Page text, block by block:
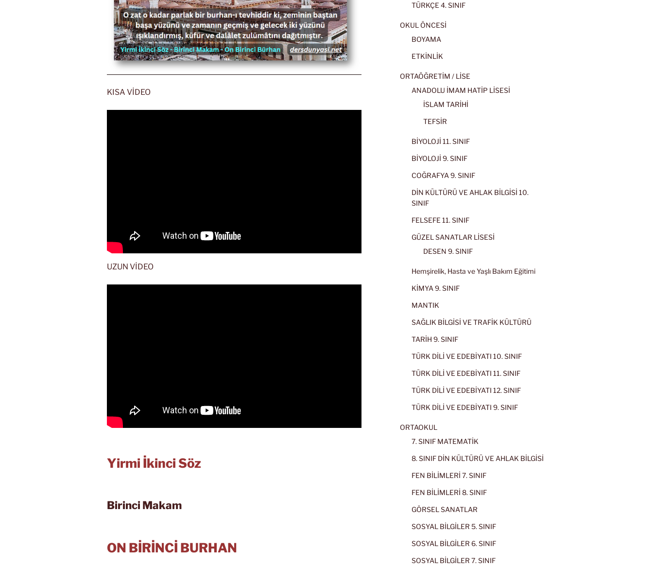
KISA VİDEO
UZUN VİDEO
Yirmi İkinci Söz
Birinci Makam
ON BİRİNCİ BURHAN
TÜRKÇE 4. SINIF
OKUL ÖNCESİ
BOYAMA
ETKİNLİK
ORTAÖĞRETİM / LİSE
ANADOLU İMAM HATİP LİSESİ
İSLAM TARİHİ
TEFSİR
BİYOLOJİ 11. SINIF
BİYOLOJİ 9. SINIF
COĞRAFYA 9. SINIF
DİN KÜLTÜRÜ VE AHLAK BİLGİSİ 10.
SINIF
FELSEFE 11. SINIF
GÜZEL SANATLAR LİSESİ
DESEN 9. SINIF
Hemşirelik, Hasta ve Yaşlı Bakım Eğitimi
KİMYA 9. SINIF
MANTIK
SAĞLIK BİLGİSİ VE TRAFİK KÜLTÜRÜ
TARİH 9. SINIF
TÜRK DİLİ VE EDEBİYATI 10. SINIF
TÜRK DİLİ VE EDEBİYATI 11. SINIF
TÜRK DİLİ VE EDEBİYATI 12. SINIF
TÜRK DİLİ VE EDEBİYATI 9. SINIF
ORTAOKUL
7. SINIF MATEMATİK
8. SINIF DİN KÜLTÜRÜ VE AHLAK BİLGİSİ
FEN BİLİMLERİ 7. SINIF
FEN BİLİMLERİ 8. SINIF
GÖRSEL SANATLAR
SOSYAL BİLGİLER 5. SINIF
SOSYAL BİLGİLER 6. SINIF
SOSYAL BİLGİLER 7. SINIF